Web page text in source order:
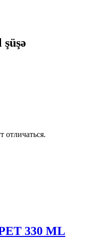
şüşə
отличаться.
330 ML